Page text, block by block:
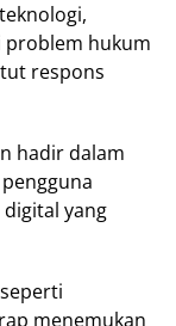
problem hukum
respons
hadir dalam
yang
menemukan